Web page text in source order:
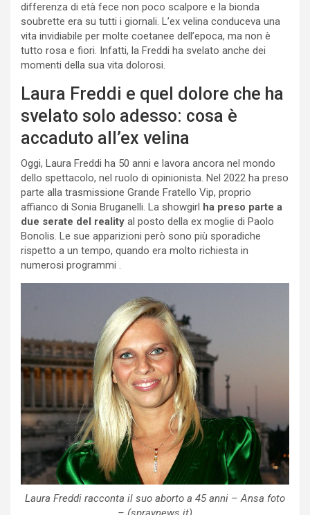
differenza di età fece non poco scalpore e la bionda
soubrette era su tutti i giornali. L’ex velina conduceva una
vita invidiabile per molte coetanee dell’epoca, ma non è
tutto rosa e fiori. Infatti, la Freddi ha svelato anche dei
momenti della sua vita dolorosi.
Laura Freddi e quel dolore che ha
svelato solo adesso: cosa è
accaduto all’ex velina
Oggi, Laura Freddi ha 50 anni e lavora ancora nel mondo
dello spettacolo, nel ruolo di opinionista. Nel 2022 ha preso
parte alla trasmissione Grande Fratello Vip, proprio
affianco di Sonia Bruganelli. La showgirl ha preso parte a
due serate del reality al posto della ex moglie di Paolo
Bonolis. Le sue apparizioni però sono più sporadiche
rispetto a un tempo, quando era molto richiesta in
numerosi programmi .
Laura Freddi racconta il suo aborto a 45 anni – Ansa foto